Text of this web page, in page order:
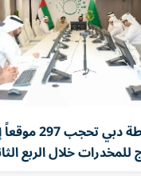
شرطة دبي تحجب
للمخدرات خلال الربع